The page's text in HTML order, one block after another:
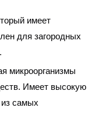
имеет
для загородных
микроорганизмы
Имеет высокую
из самых